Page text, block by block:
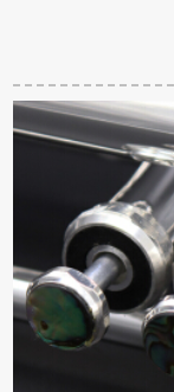
ットレットレットっ
ていう＋番口+号嘴包
+ピストガードカバー